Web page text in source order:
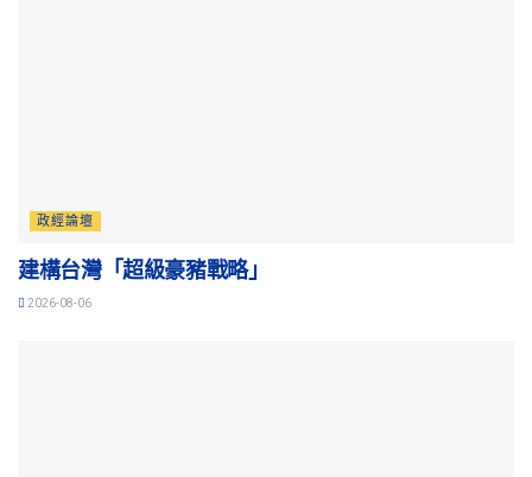
政經論壇
建構台灣「超級豪豬戰略」
2026-08-06